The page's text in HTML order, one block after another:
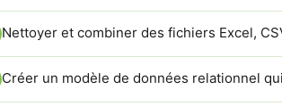
Nettoyer et combiner des fichiers Excel,
Créer un modèle de données relationnel